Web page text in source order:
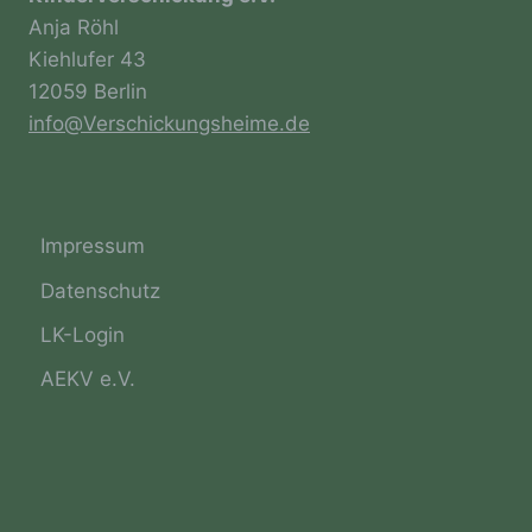
Anja Röhl
Kiehlufer 43
12059 Berlin
info@Verschickungsheime.de
Impressum
Datenschutz
LK-Login
AEKV e.V.
oder identifizierbare natürliche Person (im
Folgenden „betroffene Person") beziehen.
Person angesehen, die direkt oder indirekt,
insbesondere mittels Zuordnung zu einer
Ausdruck der physischen, physiologischen,
kulturellen oder sozialen Identität dieser
kann.